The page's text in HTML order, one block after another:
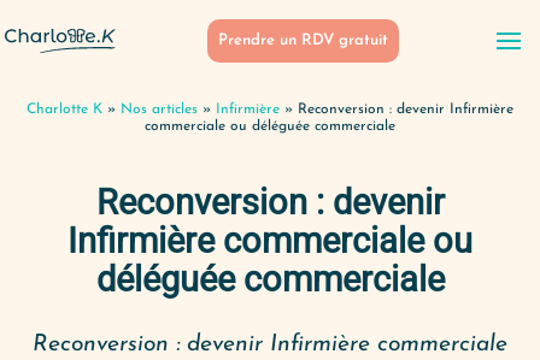
Prendre un RDV gratuit
Charlotte K » Nos articles » Infirmière » Reconversion : devenir Infirmière
commerciale ou déléguée commerciale
Reconversion : devenir
Infirmière commerciale ou
déléguée commerciale
Reconversion : devenir Infirmière commerciale